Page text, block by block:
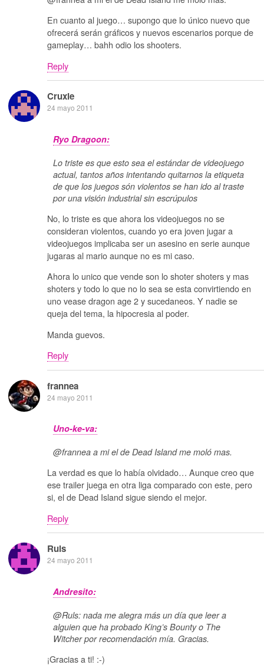
En cuanto al juego… supongo que lo único nuevo que
ofrecerá serán gráficos y nuevos escenarios porque de
gameplay… bahh odio los shooters.
Reply
Cruxie
24 mayo 2011
Ryo Dragoon:
Lo triste es que esto sea el estándar de videojuego
actual, tantos años intentando quitarnos la etiqueta
de que los juegos són violentos se han ido al traste
por una visión industrial sin escrúpulos
No, lo triste es que ahora los videojuegos no se
consideran violentos, cuando yo era joven jugar a
videojuegos implicaba ser un asesino en serie aunque
jugaras al mario aunque no es mi caso.
Ahora lo unico que vende son lo shoter shoters y mas
shoters y todo lo que no lo sea se esta convirtiendo en
uno vease dragon age 2 y sucedaneos. Y nadie se
queja del tema, la hipocresia al poder.
Manda guevos.
Reply
frannea
24 mayo 2011
Uno-ke-va:
@frannea a mi el de Dead Island me moló mas.
La verdad es que lo había olvidado… Aunque creo que
ese trailer juega en otra liga comparado con este, pero
si, el de Dead Island sigue siendo el mejor.
Reply
Ruls
24 mayo 2011
Andresito:
@Ruls: nada me alegra más un día que leer a
alguien que ha probado King’s Bounty o The
Witcher por recomendación mía. Gracias.
¡Gracias a ti! :-)